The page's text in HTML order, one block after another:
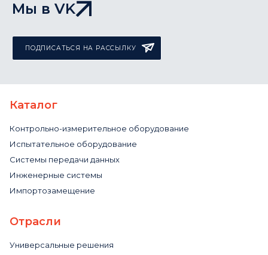
Мы в VK
ПОДПИСАТЬСЯ НА РАССЫЛКУ
Каталог
Контрольно-измерительное оборудование
Испытательное оборудование
Системы передачи данных
Инженерные системы
Импортозамещение
Отрасли
Универсальные решения